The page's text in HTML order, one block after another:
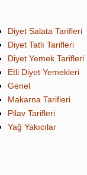
Diyet Salata Tarifleri
Diyet Tatlı Tarifleri
Diyet Yemek Tarifleri
Etli Diyet Yemekleri
Genel
Makarna Tarifleri
Pilav Tarifleri
Yağ Yakıcılar